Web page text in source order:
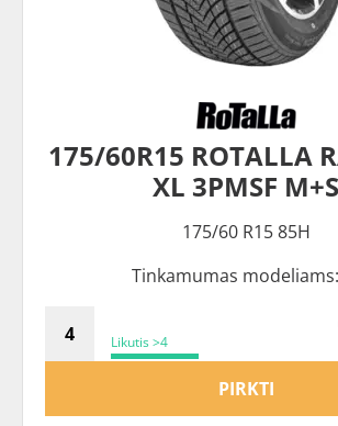
175/60R15 ROTALLA
XL 3PMSF M+S
175/60 R15 85H
Tinkamumas modeliams:
Likutis >4
PIRKTI